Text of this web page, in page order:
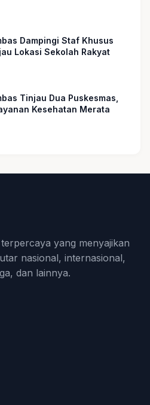
Dampingi Staf Khusus
Lokasi Sekolah Rakyat
Tinjau Dua Puskesmas,
Kesehatan Merata
yang menyajikan
nasional, internasional,
dan lainnya.